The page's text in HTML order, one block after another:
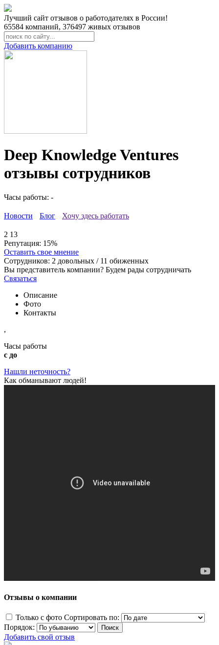
Лучший сайт отзывов о работодателях в России!
65584 компаний, 376497 живых отзывов
Добавить компанию
Deep Knowledge Ventures
отзывы сотрудников
Часы работы: -
Новости Блог Хочу здесь работать
2 13
Репутация: 15%
Оставить свое мнение
Сотрудников: 2 довольных / 11 обиженных
Вы представитель компании? Будем рады сотрудничать
Связаться
Описание
Фото
Контакты
,
Часы работы
с до
Нашли неточность?
Как обманывают людей!
Отзывы о компании
Только с фото Сортировать по:
Порядок:
Добавить свой отзыв